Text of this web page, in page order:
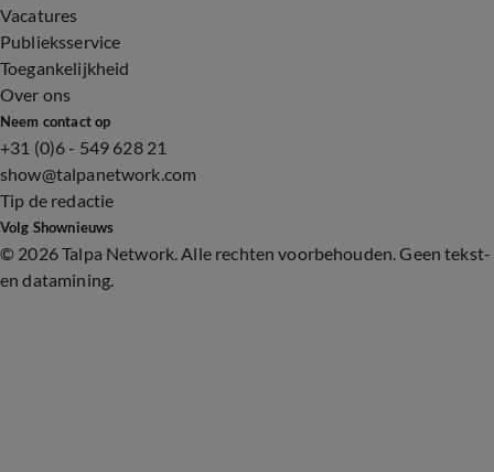
Vacatures
Publieksservice
Toegankelijkheid
Over ons
Neem contact op
+31 (0)6 - 549 628 21
show@talpanetwork.com
Tip de redactie
Volg Shownieuws
© 2026 Talpa Network. Alle rechten voorbehouden. Geen tekst-
en datamining.